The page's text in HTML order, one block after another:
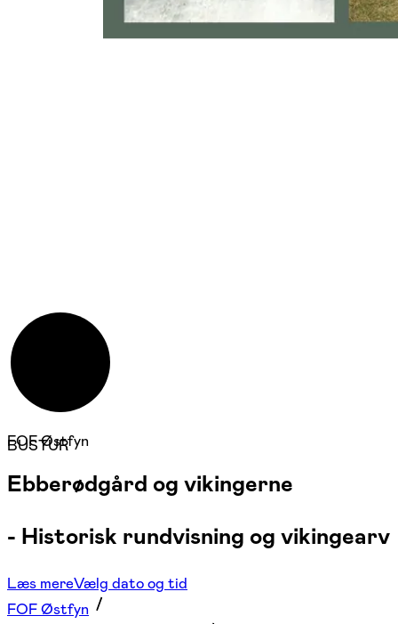
BUSTUR
FOF Østfyn
Ebberødgård og vikingerne
- Historisk rundvisning og vikingearv
Læs mereVælg dato og tid
FOF Østfyn